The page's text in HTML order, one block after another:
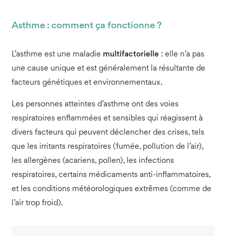
Asthme : comment ça fonctionne ?
L’asthme est une maladie multifactorielle : elle n’a pas
une cause unique et est généralement la résultante de
facteurs génétiques et environnementaux.
Les personnes atteintes d’asthme ont des voies
respiratoires enflammées et sensibles qui réagissent à
divers facteurs qui peuvent déclencher des crises, tels
que les irritants respiratoires (fumée, pollution de l’air),
les allergènes (acariens, pollen), les infections
respiratoires, certains médicaments anti-inflammatoires,
et les conditions météorologiques extrêmes (comme de
l’air trop froid).